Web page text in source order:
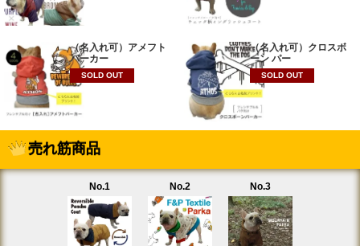
（名入れ可）アメフト
パーカー
SOLD OUT
（名入れ可）クロスボ
ーン パー
SOLD OUT
売れ筋商品
No.1 No.2 No.3